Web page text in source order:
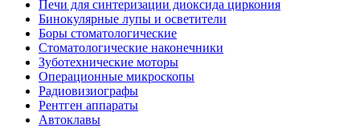
Печи для синтеризации диоксида циркония
Бинокулярные лупы и осветители
Боры стоматологические
Стоматологические наконечники
Зуботехнические моторы
Операционные микроскопы
Радиовизиографы
Рентген аппараты
Автоклавы